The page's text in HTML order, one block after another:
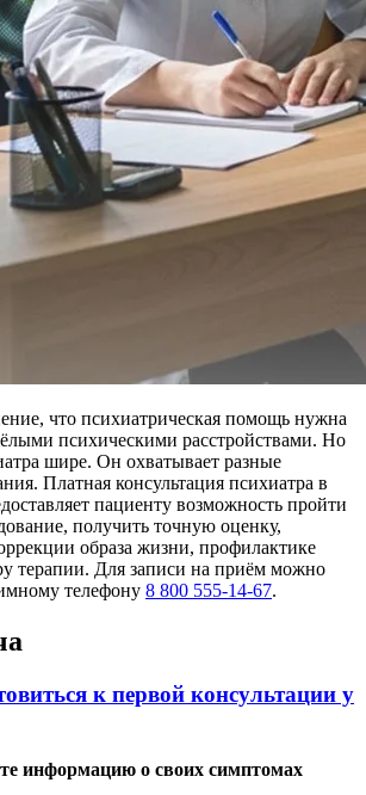
что психиатрическая помощь нужна
психическими расстройствами. Но
шире. Он охватывает разные
Платная консультация психиатра в
пациенту возможность пройти
получить точную оценку,
образа жизни, профилактике
терапии. Для записи на приём можно
телефону 8 800 555-14-67.
к первой консультации у
информацию о своих симптомах